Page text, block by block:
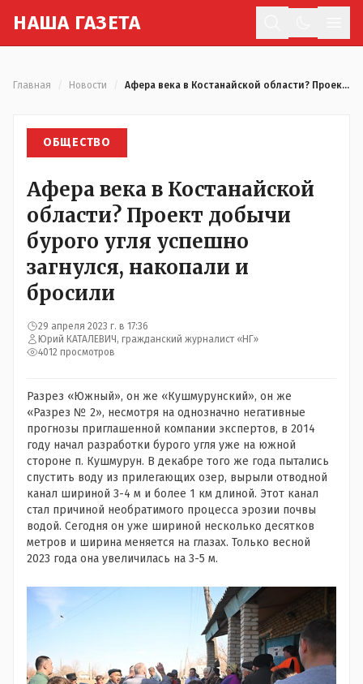
НАША ГАЗЕТА
Главная Новости Афера века в Костанайской области? Проект добычи бурого угля успешно загнулся, накопали и бросили
ОБЩЕСТВО
Афера века в Костанайской
области? Проект добычи
бурого угля успешно
загнулся, накопали и
бросили
29 апреля 2023 г. в 17:36
Юрий КАТАЛЕВИЧ, гражданский журналист «НГ»
4012 просмотров
Разрез «Южный», он же «Кушмурунский», он же
«Разрез № 2», несмотря на однозначно негативные
прогнозы приглашенной компании экспертов, в 2014
году начал разработки бурого угля уже на южной
стороне п. Кушмурун. В декабре того же года пытались
спустить воду из прилегающих озер, вырыли отводной
канал шириной 3-4 м и более 1 км длиной. Этот канал
стал причиной необратимого процесса эрозии почвы
водой. Сегодня он уже шириной несколько десятков
метров и ширина меняется на глазах. Только весной
2023 года она увеличилась на 3-5 м.